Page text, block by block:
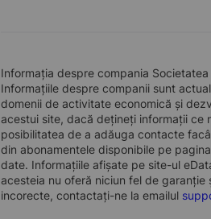
Informația despre compania
Informațiile despre companii sunt
domenii de activitate economică și
acestui site, dacă dețineți informații ce
posibilitatea de a adăuga contacte
din abonamentele disponibile pe
date. Informațiile afișate pe site-ul
acesteia nu oferă niciun fel de
incorecte, contactați-ne la emailul